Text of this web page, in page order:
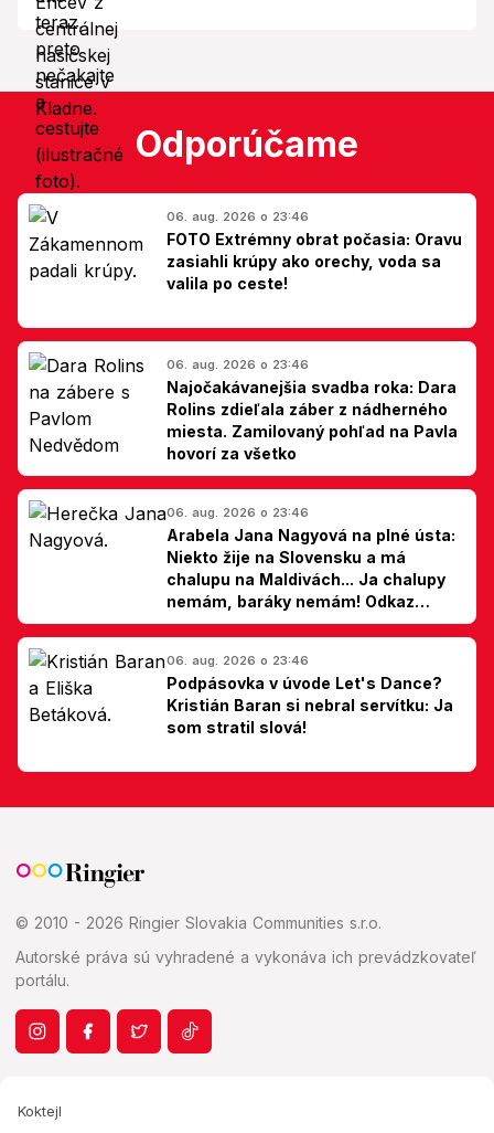
Odporúčame
06. aug. 2026 o 23:46
FOTO Extrémny obrat počasia: Oravu
zasiahli krúpy ako orechy, voda sa
valila po ceste!
06. aug. 2026 o 23:46
Najočakávanejšia svadba roka: Dara
Rolins zdieľala záber z nádherného
miesta. Zamilovaný pohľad na Pavla
hovorí za všetko
06. aug. 2026 o 23:46
Arabela Jana Nagyová na plné ústa:
Niekto žije na Slovensku a má
chalupu na Maldivách... Ja chalupy
nemám, baráky nemám! Odkaz
Slovákom
06. aug. 2026 o 23:46
Podpásovka v úvode Let's Dance?
Kristián Baran si nebral servítku: Ja
som stratil slová!
© 2010 - 2026 Ringier Slovakia Communities s.r.o.
Autorské práva sú vyhradené a vykonáva ich prevádzkovateľ
portálu.
Koktejl